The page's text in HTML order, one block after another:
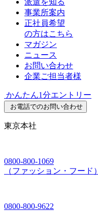
派遣を知る
事業所案内
正社員希望
の方はこちら
マガジン
ニュース
お問い合わせ
企業ご担当者様
かんたん1分エントリー
お電話でのお問い合わせ
東京本社
0800-800-1069
（ファッション・フード）
0800-800-9622